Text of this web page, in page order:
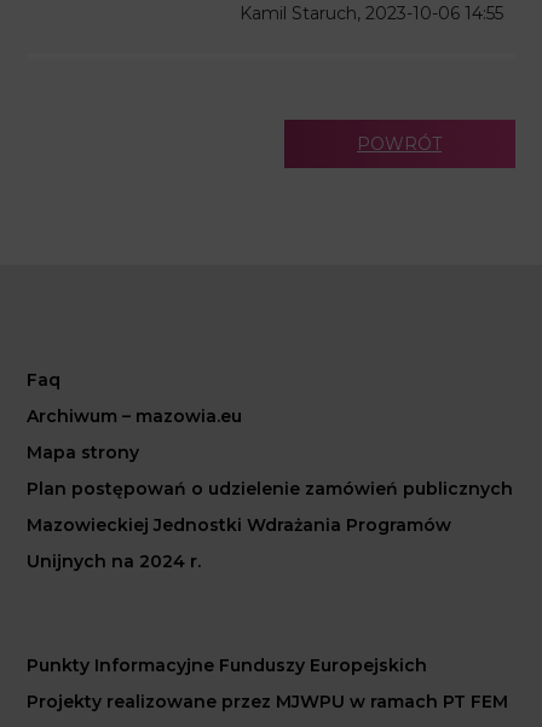
Kamil Staruch, 2023-10-06 14:55
POWRÓT
Faq
Archiwum – mazowia.eu
Mapa strony
Plan postępowań o udzielenie zamówień publicznych
Mazowieckiej Jednostki Wdrażania Programów
Unijnych na 2024 r.
Punkty Informacyjne Funduszy Europejskich
Projekty realizowane przez MJWPU w ramach PT FEM